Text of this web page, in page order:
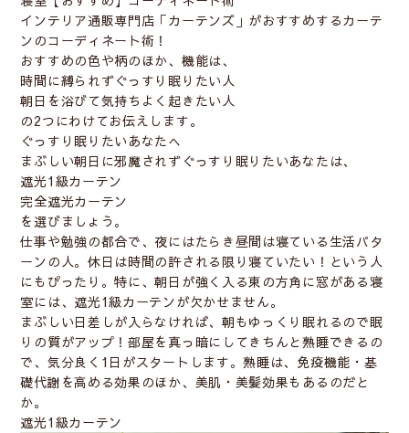
インテリア通販専門店「カーテンズ」がおすすめするカーテ
ンのコーディネート術！
おすすめの色や柄のほか、機能は、
時間に縛られずぐっすり眠りたい人
朝日を浴びて気持ちよく起きたい人
の2つにわけてお伝えします。
ぐっすり眠りたいあなたへ
まぶしい朝日に邪魔されずぐっすり眠りたいあなたは、
遮光1級カーテン
完全遮光カーテン
を選びましょう。
仕事や勉強の都合で、夜にはたらき昼間は寝ている生活パタ
ーンの人。休日は時間の許される限り寝ていたい！という人
にもぴったり。特に、朝日が強く入る東の方角に窓がある寝
室には、遮光1級カーテンが欠かせません。
まぶしい日差しが入らなければ、朝もゆっくり眠れるので眠
りの質がアップ！部屋を真っ暗にしてきちんと熟睡できる の
で、気分良く1日がスタートします。熟睡は、免疫機能・基
礎代謝を高める効果のほか、美肌・美髪効果もあるのだと
か。
遮光1級カーテン